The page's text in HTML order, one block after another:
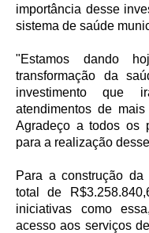
importância desse
sistema de saúde
"Estamos dando
transformação da
investimento que
atendimentos de
Agradeço a todos os
para a realização
Para a construção
total de
iniciativas como
acesso aos serviços